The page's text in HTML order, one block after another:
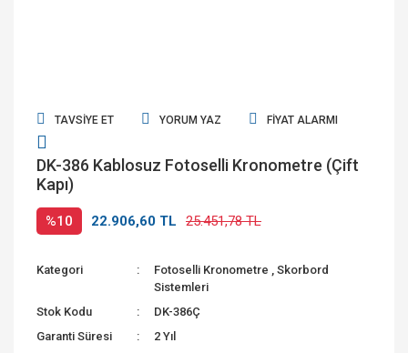
TAVSIYE ET YORUM YAZ FIYAT ALARMI
DK-386 Kablosuz Fotoselli Kronometre (Çift
Kapı)
%10 22.906,60 TL 25.451,78 TL
Kategori Fotoselli Kronometre ,Skorbord
Sistemleri
Stok Kodu
DK-386Ç
Garanti Süresi
2 Yıl